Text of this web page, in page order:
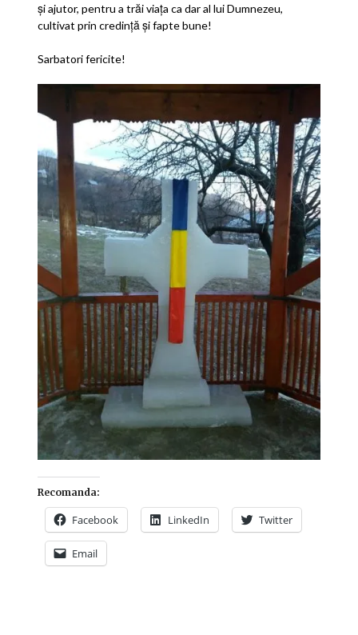
şi ajutor, pentru a trăi viaţa ca dar al lui Dumnezeu,
cultivat prin credinţă şi fapte bune!
Sarbatori fericite!
Recomanda:
Facebook LinkedIn Twitter
Email